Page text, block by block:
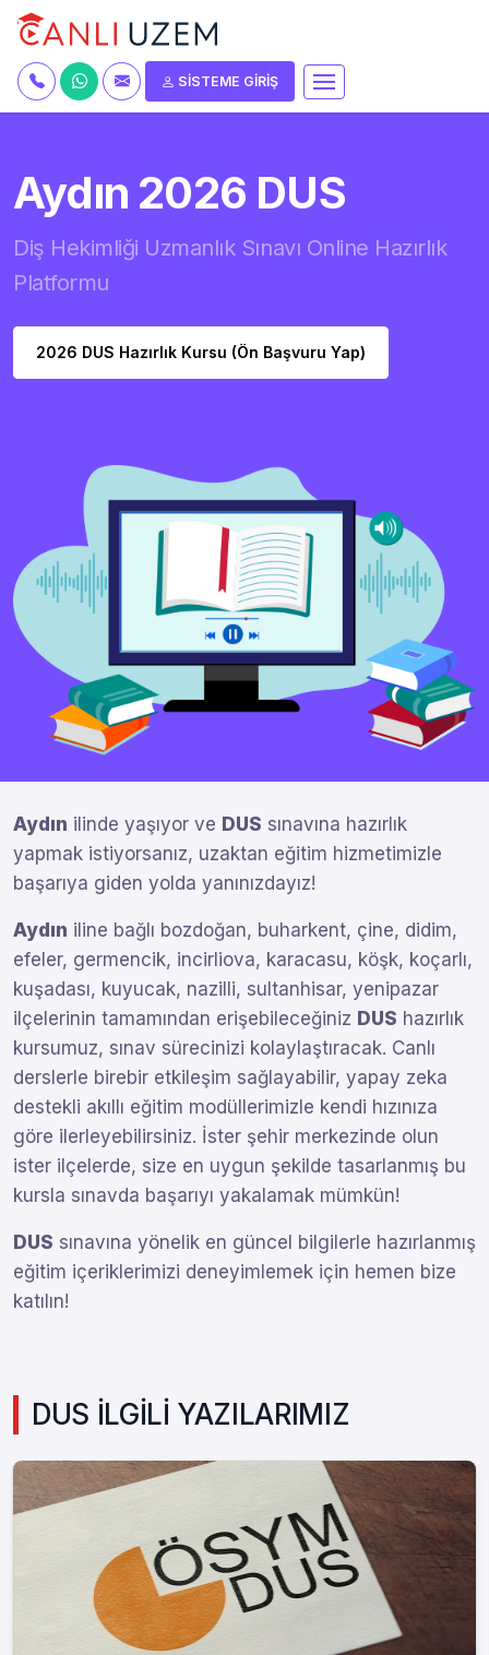
SİSTEME GİRİŞ
Aydın 2026 DUS
Diş Hekimliği Uzmanlık Sınavı Online Hazırlık
Platformu
2026 DUS Hazırlık Kursu (Ön Başvuru Yap)
Aydın ilinde yaşıyor ve DUS sınavına hazırlık
yapmak istiyorsanız, uzaktan eğitim hizmetimizle
başarıya giden yolda yanınızdayız!
Aydın iline bağlı bozdoğan, buharkent, çine, didim,
efeler, germencik, incirliova, karacasu, köşk, koçarlı,
kuşadası, kuyucak, nazilli, sultanhisar, yenipazar
ilçelerinin tamamından erişebileceğiniz DUS hazırlık
kursumuz, sınav sürecinizi kolaylaştıracak. Canlı
derslerle birebir etkileşim sağlayabilir, yapay zeka
destekli akıllı eğitim modüllerimizle kendi hızınıza
göre ilerleyebilirsiniz. İster şehir merkezinde olun
ister ilçelerde, size en uygun şekilde tasarlanmış bu
kursla sınavda başarıyı yakalamak mümkün!
DUS sınavına yönelik en güncel bilgilerle hazırlanmış
eğitim içeriklerimizi deneyimlemek için hemen bize
katılın!
DUS İLGİLİ YAZILARIMIZ